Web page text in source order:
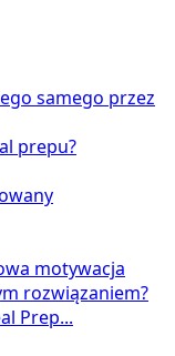
samego przez
prepu?
motywacja
rozwiązaniem?
Prep...